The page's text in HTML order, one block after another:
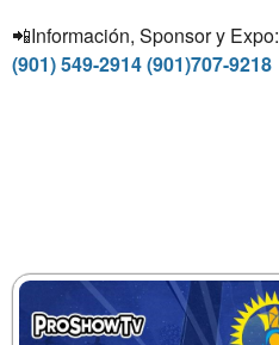
📲Información, Sponsor y Expo:
(901) 549-2914 (901)707-9218⁣